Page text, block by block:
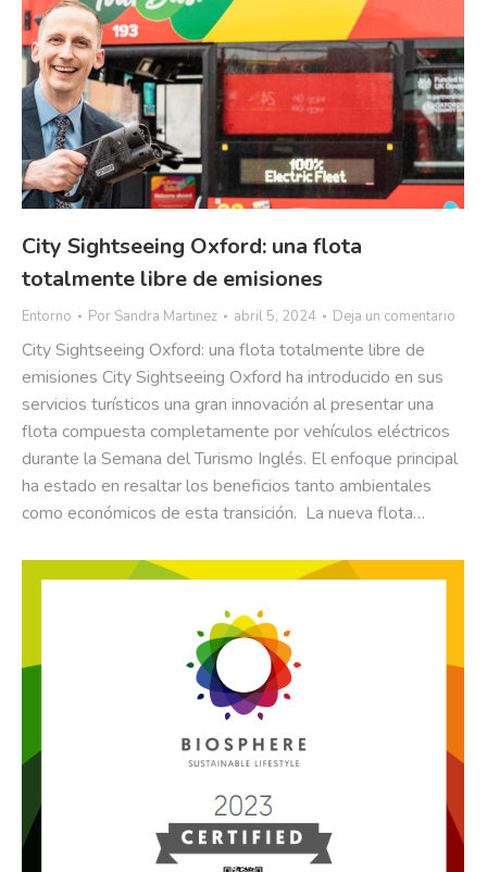
City Sightseeing Oxford: una flota
totalmente libre de emisiones
Entorno Por Sandra Martinez abril 5, 2024 Deja un comentario
City Sightseeing Oxford: una flota totalmente libre de
emisiones City Sightseeing Oxford ha introducido en sus
servicios turísticos una gran innovación al presentar una
flota compuesta completamente por vehículos eléctricos
durante la Semana del Turismo Inglés. El enfoque principal
ha estado en resaltar los beneficios tanto ambientales
como económicos de esta transición. La nueva flota…